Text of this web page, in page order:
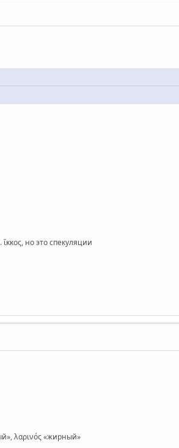
но это спекуляции
λαρινός «жирный»